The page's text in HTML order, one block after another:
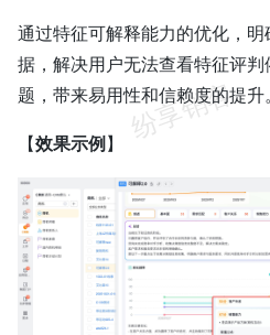
通过特征可解释能力的优化，
据，解决用户无法查看特征评
题，带来易用性和信赖度的提升
【效果示例 】